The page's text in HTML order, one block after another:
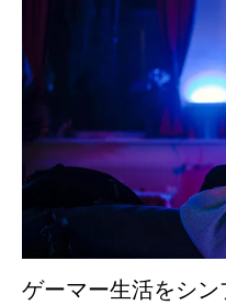
ゲーマー生活をシン